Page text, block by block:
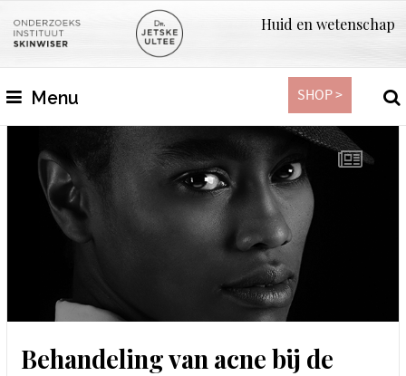
Huid en wetenschap
Menu SHOP >
Behandeling van acne bij de